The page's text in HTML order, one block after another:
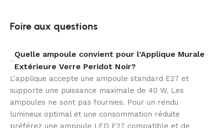
l’applique permet d’opter pour des sources LED basse
consommation pour réduire la consommation
électrique. En choisissant une ampoule adaptée, vous
combinez efficacité énergétique et rendu lumineux
chaleureux sans compromettre la qualité esthétique du
luminaire.
Foire aux questions
Quelle ampoule convient pour l'Applique Murale
Extérieure Verre Peridot Noir?
L'applique accepte une ampoule standard E27 et
supporte une puissance maximale de 40 W. Les
ampoules ne sont pas fournies. Pour un rendu
lumineux optimal et une consommation réduite
préférez une ampoule LED E27 compatible et de